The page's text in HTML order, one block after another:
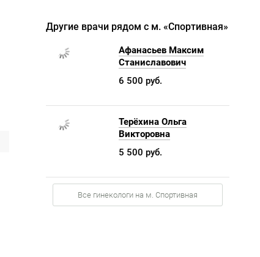
Другие врачи рядом с м. «Спортивная»
Афанасьев Максим
Станиславович
6 500 руб.
Терёхина Ольга
Викторовна
5 500 руб.
Все гинекологи на м. Спортивная